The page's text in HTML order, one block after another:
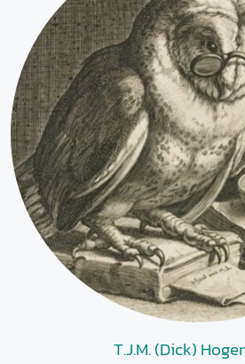
T.J.M. (Dick)